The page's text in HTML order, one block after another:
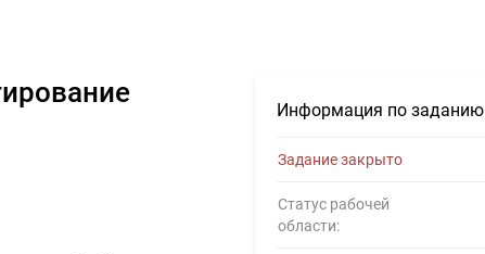
Информация по заданию
Задание закрыто
Статус рабочей
области: